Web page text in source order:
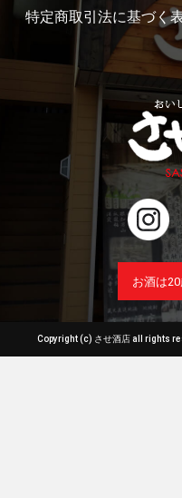
特定商取引法に基づく
お酒は20
Copyright (c) させ酒店 all rights